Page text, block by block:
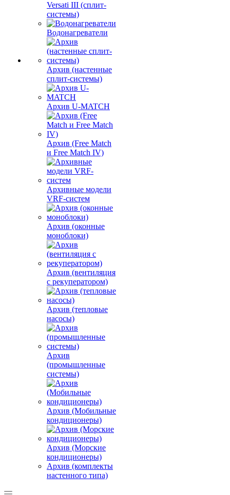
Versati III (сплит-
системы)
Водонагреватели
Архив (настенные
сплит-системы)
Архив U-MATCH
Архив (Free Match
и Free Match IV)
Архивные модели
VRF-систем
Архив (оконные
моноблоки)
Архив (вентиляция
с рекуператором)
Архив (тепловые
насосы)
Архив
(промышленные
системы)
Архив (Мобильные
кондиционеры)
Архив (Морские
кондиционеры)
Архив (комплекты
настенного типа)